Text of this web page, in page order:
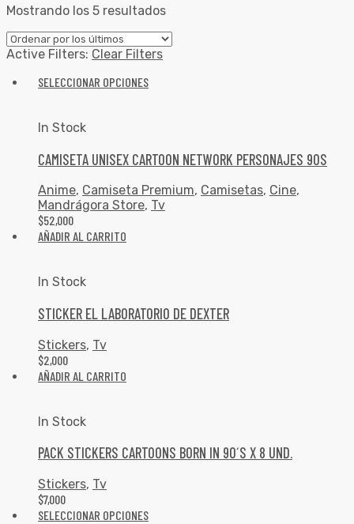
Mostrando los 5 resultados
Active Filters: Clear Filters
SELECCIONAR OPCIONES
In Stock
CAMISETA UNISEX CARTOON NETWORK PERSONAJES 90S
Anime, Camiseta Premium, Camisetas, Cine,
Mandrágora Store, Tv
$52,000
AÑADIR AL CARRITO
In Stock
STICKER EL LABORATORIO DE DEXTER
Stickers, Tv
$2,000
AÑADIR AL CARRITO
In Stock
PACK STICKERS CARTOONS BORN IN 90´S X 8 UND.
Stickers, Tv
$7,000
SELECCIONAR OPCIONES